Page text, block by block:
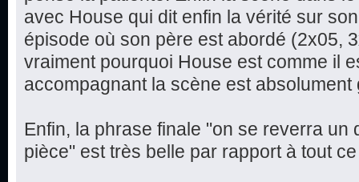
avec House qui dit enfin la vérité sur
épisode où son père est abordé (2x05,
vraiment pourquoi House est comme il
accompagnant la scène est absolument
Enfin, la phrase finale "on se reverra un
pièce" est très belle par rapport à tout